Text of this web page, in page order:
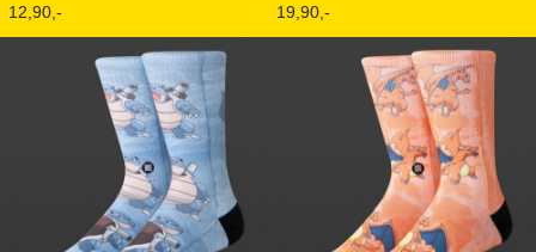
12,90,- 19,90,-